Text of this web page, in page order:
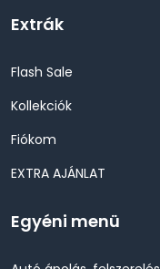
Extrák
Flash Sale
Kollekciók
Fiókom
EXTRA AJÁNLAT
Egyéni menü